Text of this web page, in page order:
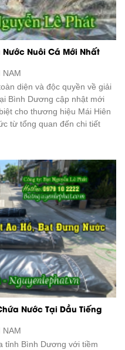
Nước Nuôi Cá Mới Nhất
NAM
diện và độc quyền về giải
Bình Dương cập nhật mới
cho thương hiệu Mái Hiên
từ tổng quan đến chi tiết
Nước Tại Dầu Tiếng
NAM
tỉnh Bình Dương với tiềm